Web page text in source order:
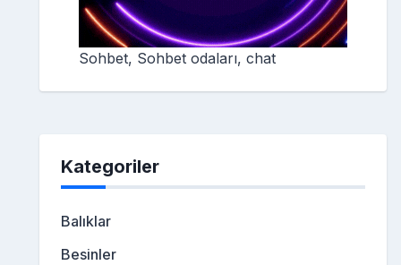
Sohbet, Sohbet odaları, chat
Kategoriler
Balıklar
Besinler